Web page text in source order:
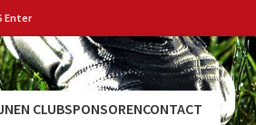
Enter
CLUBSPONSORENCONTACT